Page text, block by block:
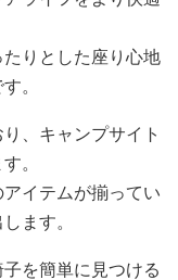
りとした座り心地
。
、キャンプサイト
。
イテムが揃ってい
ます。
を簡単に見つける